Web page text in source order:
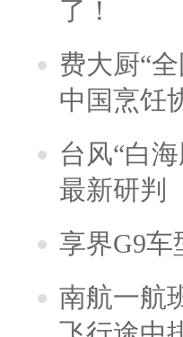
了！
费大厨“
中国烹饪
台风“白
最新研判
享界G9车
南航一航